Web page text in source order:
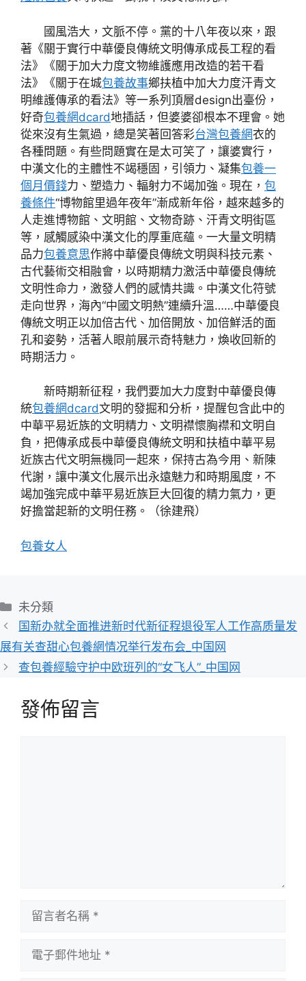
國風浩大，文脈不停。黨的十八年夜以來，跟
著《關于實行中華優良傳統文明傳承成長工程的看
法》《關于加大力度文物維護應用改造的若干看
法》《關于在城包養故事鄉扶植中加大力度汗青文
明維護傳承的看法》等一系列頂層design出臺份，
好奇包養網dcard地插話，但婆婆卻根本不理會。她
從來沒有生氣過，總是笑著回答彩台灣包養網衣的
各種問題。有些問題實在是太可笑了，讓婆實行，
中漢文化的主體性不竭穩固，引領力、凝集包養一
個月價錢力、塑造力、輻射力不竭加強。現在， 包
養條件“博物館里過年夜年”漸成新年俗，越來越多的
人走進博物館、文明館、文物奇跡、汗青文明街區
等，感觸感染中漢文化的厚重底蘊。一大量文明精
品力包養意思作將中華優良傳統文明與科技元素、
古代藝術交相融會，以時期精力激活中華優良傳統
文明性命力，激發人們的感情共識。中漢文化符號
走向世界，海內“中國文明熱”連續升溫……中華優良
傳統文明正以加倍古代、加倍開放、加倍鮮活的面
孔和姿勢，活著人眼前展示奇特魅力，煥收回新的
時期活力。
新時期新征程，我們要加大力度對中華優良傳
統包養網dcard文明的發掘和分析，提醒包含此中的
中華平易近族的文明精力、文明襟懷胸襟和文明自
負，把傳承成長中華優良傳統文明和扶植中華平易
近族古代文明無機同一起來，保持古為今用、新陳
代謝，讓中漢文化展示出永遠魅力和時期風度，不
竭加強完成中華平易近族巨大回復的精力氣力，更
好擔當起新的文明任務。（徐建飛）
包養女人
分
類
未分類
国新办就全面推进新时代新征程退役军人工作高质量发
展有关查甜心包養網情况举行发布会_中国网
查包養經驗守护中欧班列的“女飞人”_中国网
發佈留言